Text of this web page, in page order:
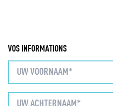
VOS INFORMATIONS